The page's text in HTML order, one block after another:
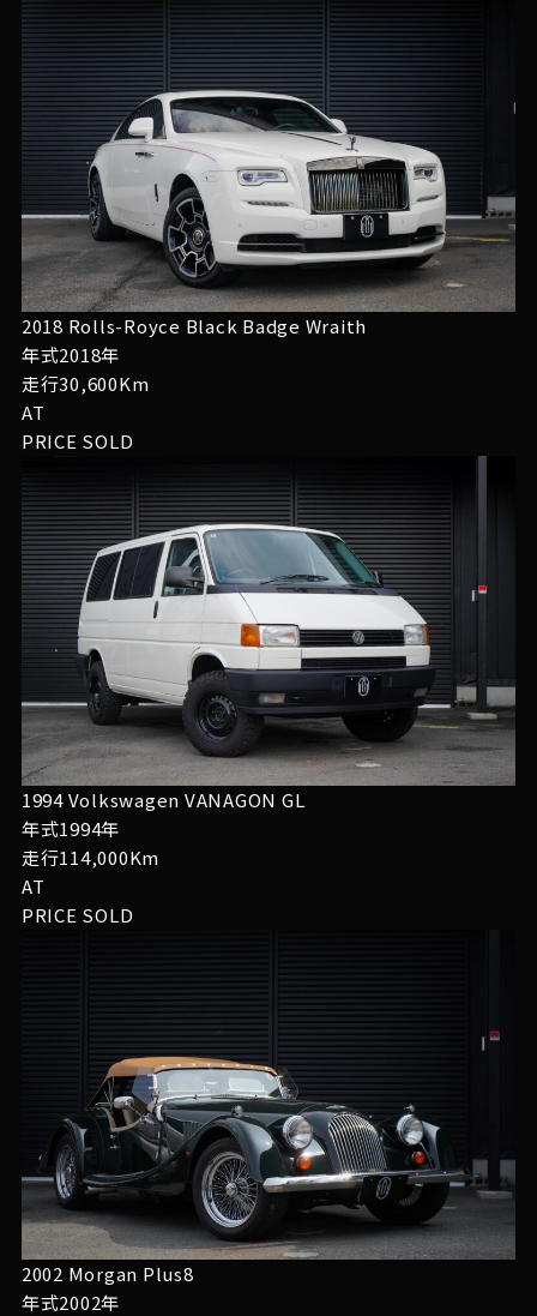
2018 Rolls-Royce Black Badge Wraith
年式2018年
走行30,600Km
AT
PRICE SOLD
1994 Volkswagen VANAGON GL
年式1994年
走行114,000Km
AT
PRICE SOLD
2002 Morgan Plus8
年式2002年